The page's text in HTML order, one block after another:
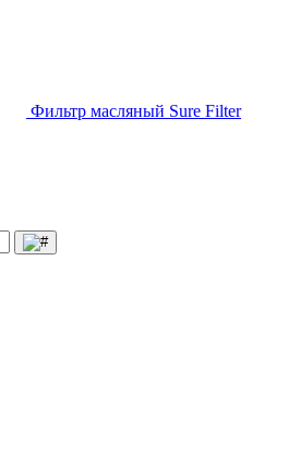
Фильтр масляный Sure Filter